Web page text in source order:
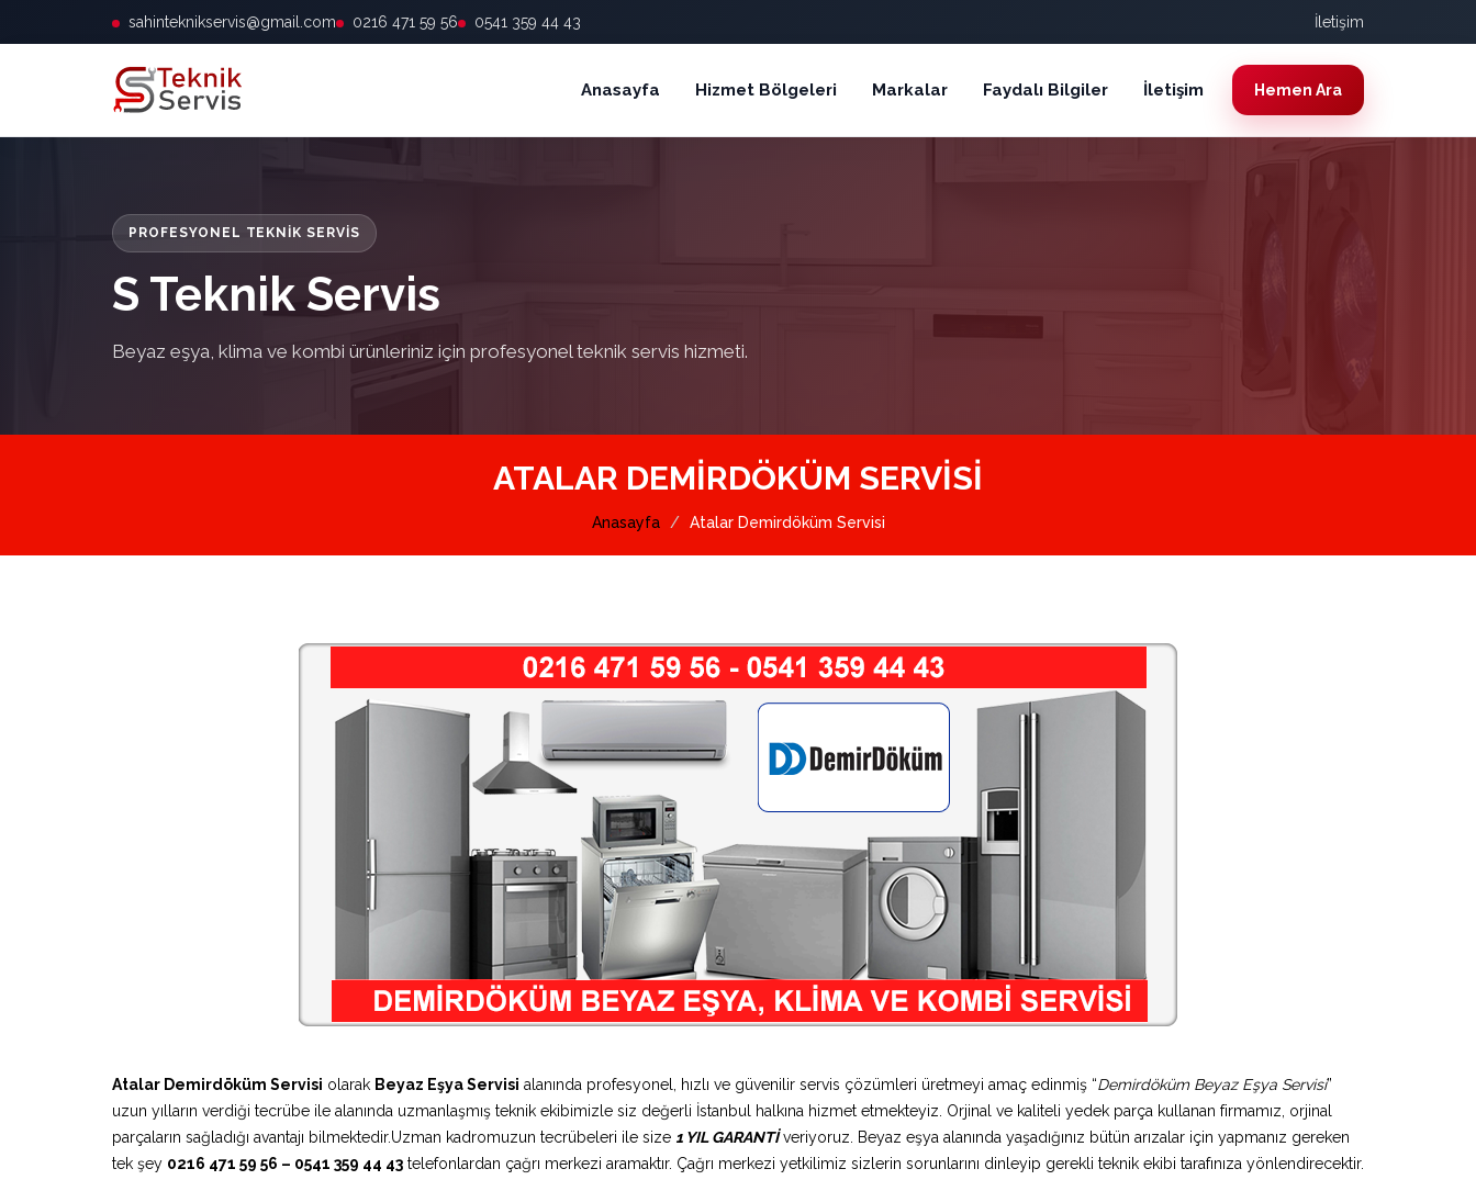
sahinteknikservis@gmail.com 0216 471 59 56 0541 359 44 43 İletişim
Anasayfa Hizmet Bölgeleri Markalar Faydalı Bilgiler İletişim Hemen Ara
PROFESYONEL TEKNIK SERVIS
S Teknik Servis
Beyaz eşya, klima ve kombi ürünleriniz için profesyonel teknik servis hizmeti.
ATALAR DEMIRDÖKÜM SERVISI
Anasayfa Atalar Demirdöküm Servisi
Atalar Demirdöküm Servisi olarak Beyaz Eşya Servisi alanında profesyonel, hızlı ve güvenilir servis çözümleri üretmeyi amaç edinmiş “Demirdöküm Beyaz Eşya Servisi”
uzun yılların verdiği tecrübe ile alanında uzmanlaşmış teknik ekibimizle siz değerli İstanbul halkına hizmet etmekteyiz. Orjinal ve kaliteli yedek parça kullanan firmamız, orjinal
parçaların sağladığı avantajı bilmektedir.Uzman kadromuzun tecrübeleri ile size 1 YIL GARANTİveriyoruz. Beyaz eşya alanında yaşadığınız bütün arızalar için yapmanız gereken
tek şey 0216 471 59 56 – 0541 359 44 43 telefonlardan çağrı merkezi aramaktır. Çağrı merkezi yetkilimiz sizlerin sorunlarını dinleyip gerekli teknik ekibi tarafınıza yönlendirecektir.